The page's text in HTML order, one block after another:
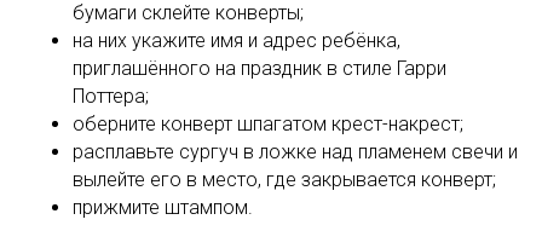
бумаги склейте конверты;
на них укажите имя и адрес ребёнка,
приглашённого на праздник в стиле Гарри
Поттера;
оберните конверт шпагатом крест-накрест;
расплавьте сургуч в ложке над пламенем свечи и
вылейте его в место, где закрывается конверт;
прижмите штампом.